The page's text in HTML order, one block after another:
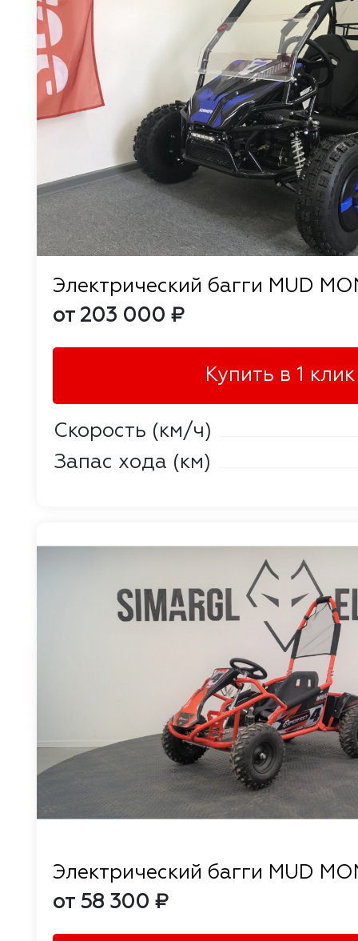
Электрический багги MUD
от 203 000 ₽
Купить в 1 клик
Скорость (км/ч)
Запас хода (км)
Электрический багги MUD
от 58 300 ₽